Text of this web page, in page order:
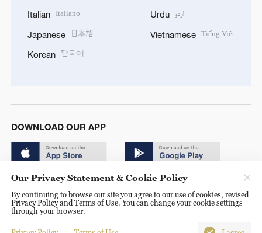
Italian Italiano
Japanese 日本語
Korean 한국어
Urdu اردو
Vietnamese Tiếng Việt
DOWNLOAD OUR APP
© China Radio International.CRI. All Rights Reserved. 16A
Shijingshan Road, Beijing, China. 100040
Our Privacy Statement & Cookie Policy
By continuing to browse our site you agree to our use of cookies, revised
Privacy Policy and Terms of Use. You can change your cookie settings
through your browser.